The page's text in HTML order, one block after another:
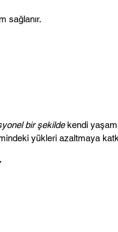
sağlanır.
bir şekildekendi yaşam
yükleri azaltmaya